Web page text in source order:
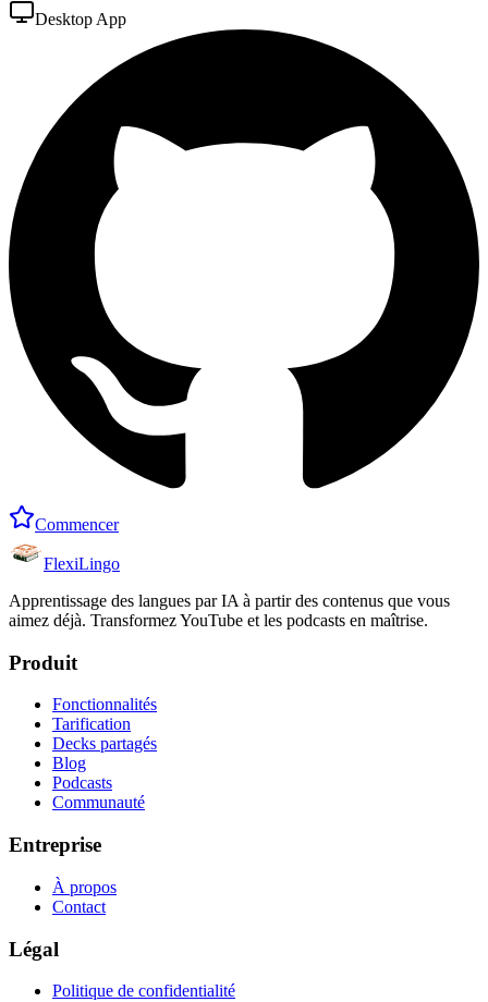
Desktop App
Commencer
FlexiLingo
Apprentissage des langues par IA à partir des contenus que vous
aimez déjà. Transformez YouTube et les podcasts en maîtrise.
Produit
Fonctionnalités
Tarification
Decks partagés
Blog
Podcasts
Communauté
Entreprise
À propos
Contact
Légal
Politique de confidentialité